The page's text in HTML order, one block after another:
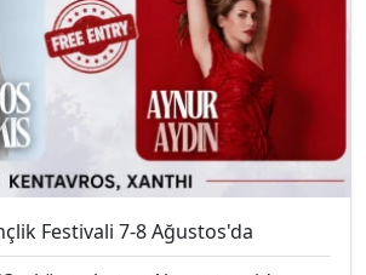
Festivali 7-8 Ağustos'da